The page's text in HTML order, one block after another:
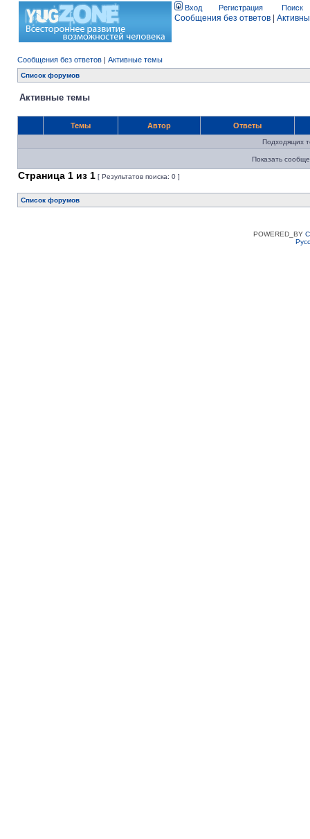
Вход Регистрация Поиск
Сообщения без ответов
Сообщения без ответов | Активные темы
Список форумов
Активные темы
Темы Автор Ответы
Подходящих
Показать
Страница 1 из 1 [ Результатов поиска: 0 ]
Список форумов
POWERED_BY